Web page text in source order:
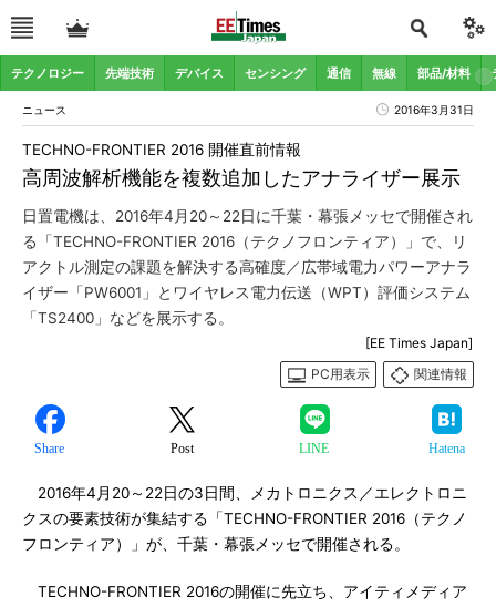
テクノロジー 先端技術 デバイス センシング 通信 無線 部品/材料
ニュース 2016年3月31日
高周波解析機能を複数追加したアナライザー展示
TECHNO-FRONTIER 2016 開催直前情報
日置電機は、2016年4月20～22日に千葉・幕張メッセで開催され
る「TECHNO-FRONTIER 2016（テクノフロンティア）」で、リ
アクトル測定の課題を解決する高確度／広帯域電力パワーアナラ
イザー「PW6001」とワイヤレス電力伝送（WPT）評価システム
「TS2400」などを展示する。
[EE Times Japan]
PC用表示
関連情報
Share Post LINE Hatena
2016年4月20～22日の3日間、メカトロニクス／エレクトロニ
クスの要素技術が集結する「TECHNO-FRONTIER 2016（テクノ
フロンティア）」が、千葉・幕張メッセで開催される。
TECHNO-FRONTIER 2016の開催に先立ち、アイティメディア